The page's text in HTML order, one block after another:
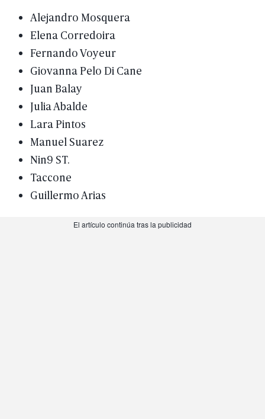
Alejandro Mosquera
ElenaCorredoira
FernandoVoyeur
GiovannaPelo Di Cane
Juan Balay
JuliaAbalde
LaraPintos
Manuel Suarez
Nin9 ST.
Taccone
Guillermo Arias